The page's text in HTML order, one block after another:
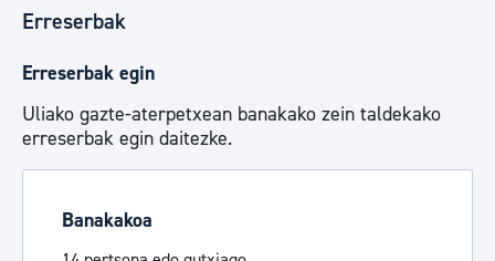
Erreserbak
Erreserbak egin
Uliako gazte-aterpetxean banakako zein taldekako
erreserbak egin daitezke.
Banakakoa